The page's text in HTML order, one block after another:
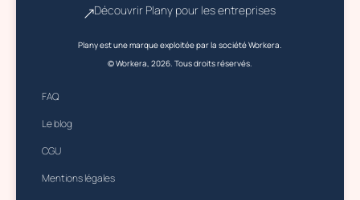
Découvrir Plany pour les entreprises
Plany est une marque exploitée par la société Workera.
© Workera, 2026. Tous droits réservés.
FAQ
Le blog
CGU
Mentions légales